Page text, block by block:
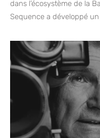
dans l’écosystème de la
Sequence a développé